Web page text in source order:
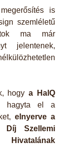
is
szemléletű
ma már
jelentenek,
hogy a HalQ
hagyta el a
elnyerve a
Díj Szellemi